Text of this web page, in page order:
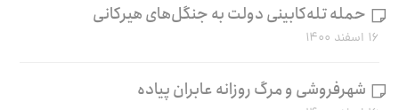
حمله تله‌کابینی دولت به جنگل‌های هیرکانی
۱۶ اسفند ۱۴۰۰
شهرفروشی و مرگ روزانه عابران پیاده